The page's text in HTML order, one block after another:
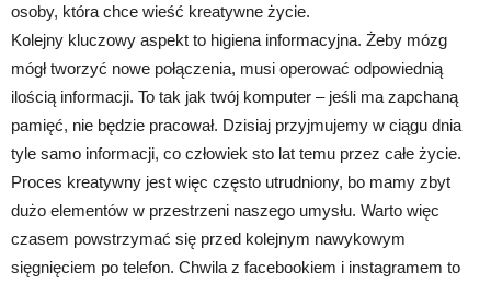
osoby, która chce wieść kreatywne życie.
Kolejny kluczowy aspekt to higiena informacyjna. Żeby mózg
mógł tworzyć nowe połączenia, musi operować odpowiednią
ilością informacji. To tak jak twój komputer – jeśli ma zapchaną
pamięć, nie będzie pracował. Dzisiaj przyjmujemy w ciągu dnia
tyle samo informacji, co człowiek sto lat temu przez całe życie.
Proces kreatywny jest więc często utrudniony, bo mamy zbyt
dużo elementów w przestrzeni naszego umysłu. Warto więc
czasem powstrzymać się przed kolejnym nawykowym
sięgnięciem po telefon. Chwila z facebookiem i instagramem to